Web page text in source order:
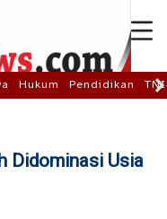
Hukum Pendidikan
Didominasi Usia